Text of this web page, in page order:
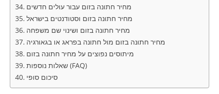
מחיר חתונה בזום עבור עולים חדשים
מחיר חתונה בזום וסטודנטים בישראל
מחיר חתונה בזום ושינוי שם משפחה
מחיר חתונה בזום מול חתונה בפראג או בגאורגיה
מיתוסים נפוצים על מחיר חתונה בזום
שאלות נוספות (FAQ)
סיכום סופי